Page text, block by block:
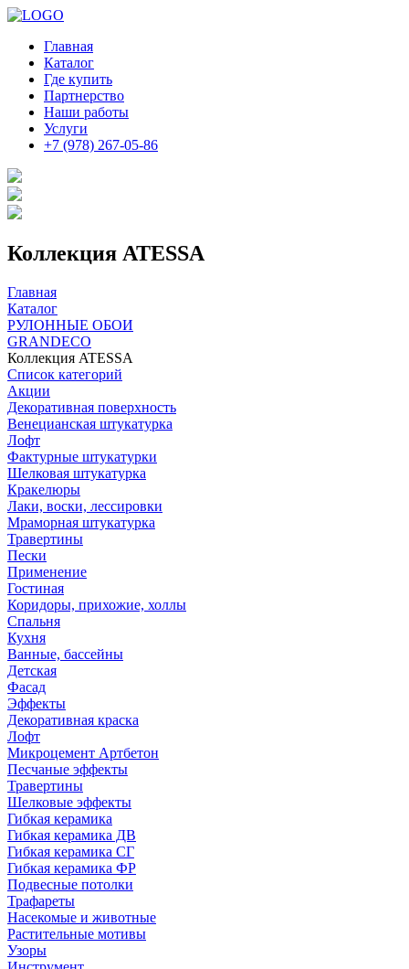
Главная
Каталог
Где купить
Партнерство
Наши работы
Услуги
+7 (978) 267-05-86
Коллекция ATESSA
Главная
Каталог
РУЛОННЫЕ ОБОИ
GRANDECO
Коллекция ATESSA
Список категорий
Акции
Декоративная поверхность
Венецианская штукатурка
Лофт
Фактурные штукатурки
Шелковая штукатурка
Кракелюры
Лаки, воски, лессировки
Мраморная штукатурка
Травертины
Пески
Применение
Гостиная
Коридоры, прихожие, холлы
Спальня
Кухня
Ванные, бассейны
Детская
Фасад
Эффекты
Декоративная краска
Лофт
Микроцемент Артбетон
Песчаные эффекты
Травертины
Шелковые эффекты
Гибкая керамика
Гибкая керамика ДВ
Гибкая керамика СГ
Гибкая керамика ФР
Подвесные потолки
Трафареты
Насекомые и животные
Растительные мотивы
Узоры